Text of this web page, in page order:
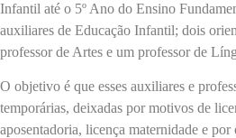
Infantil até o 5º Ano do Ensino
auxiliares de Educação Infantil; dois
professor de Artes e um professor de
O objetivo é que esses auxiliares e
temporárias, deixadas por motivos de
aposentadoria, licença maternidade e por